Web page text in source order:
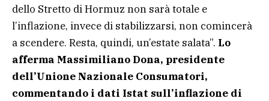
dello Stretto di Hormuz non sarà totale e
l’inflazione, invece di stabilizzarsi, non comincerà
a scendere. Resta, quindi, un’estate salata”. Lo
afferma Massimiliano Dona, presidente
dell’Unione Nazionale Consumatori,
commentando i dati Istat sull’inflazione di